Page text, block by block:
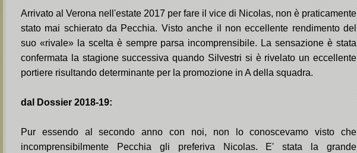
Arrivato al Verona nell'estate 2017 per fare il vice di Nicolas, non è praticamente
stato mai schierato da Pecchia. Visto anche il non eccellente rendimento del
suo «rivale» la scelta è sempre parsa incomprensibile. La sensazione è stata
confermata la stagione successiva quando Silvestri si è rivelato un eccellente
portiere risultando determinante per la promozione in A della squadra.
dal Dossier 2018-19:
Pur essendo al secondo anno con noi, non lo conoscevamo visto che
incomprensibilmente Pecchia gli preferiva Nicolas. E' stata la grande